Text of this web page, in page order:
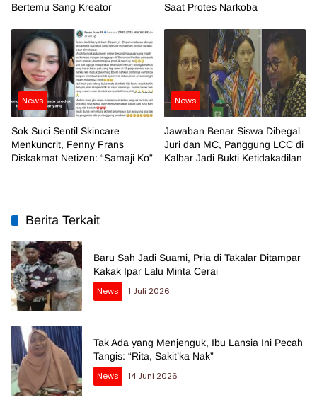
Bertemu Sang Kreator
Saat Protes Narkoba
News
Sok Suci Sentil Skincare
Menkuncrit, Fenny Frans
Diskakmat Netizen: “Samaji Ko”
News
Jawaban Benar Siswa Dibegal
Juri dan MC, Panggung LCC di
Kalbar Jadi Bukti Ketidakadilan
Berita Terkait
Baru Sah Jadi Suami, Pria di Takalar Ditampar
Kakak Ipar Lalu Minta Cerai
News
1 Juli 2026
Tak Ada yang Menjenguk, Ibu Lansia Ini Pecah
Tangis: “Rita, Sakit’ka Nak”
News
14 Juni 2026